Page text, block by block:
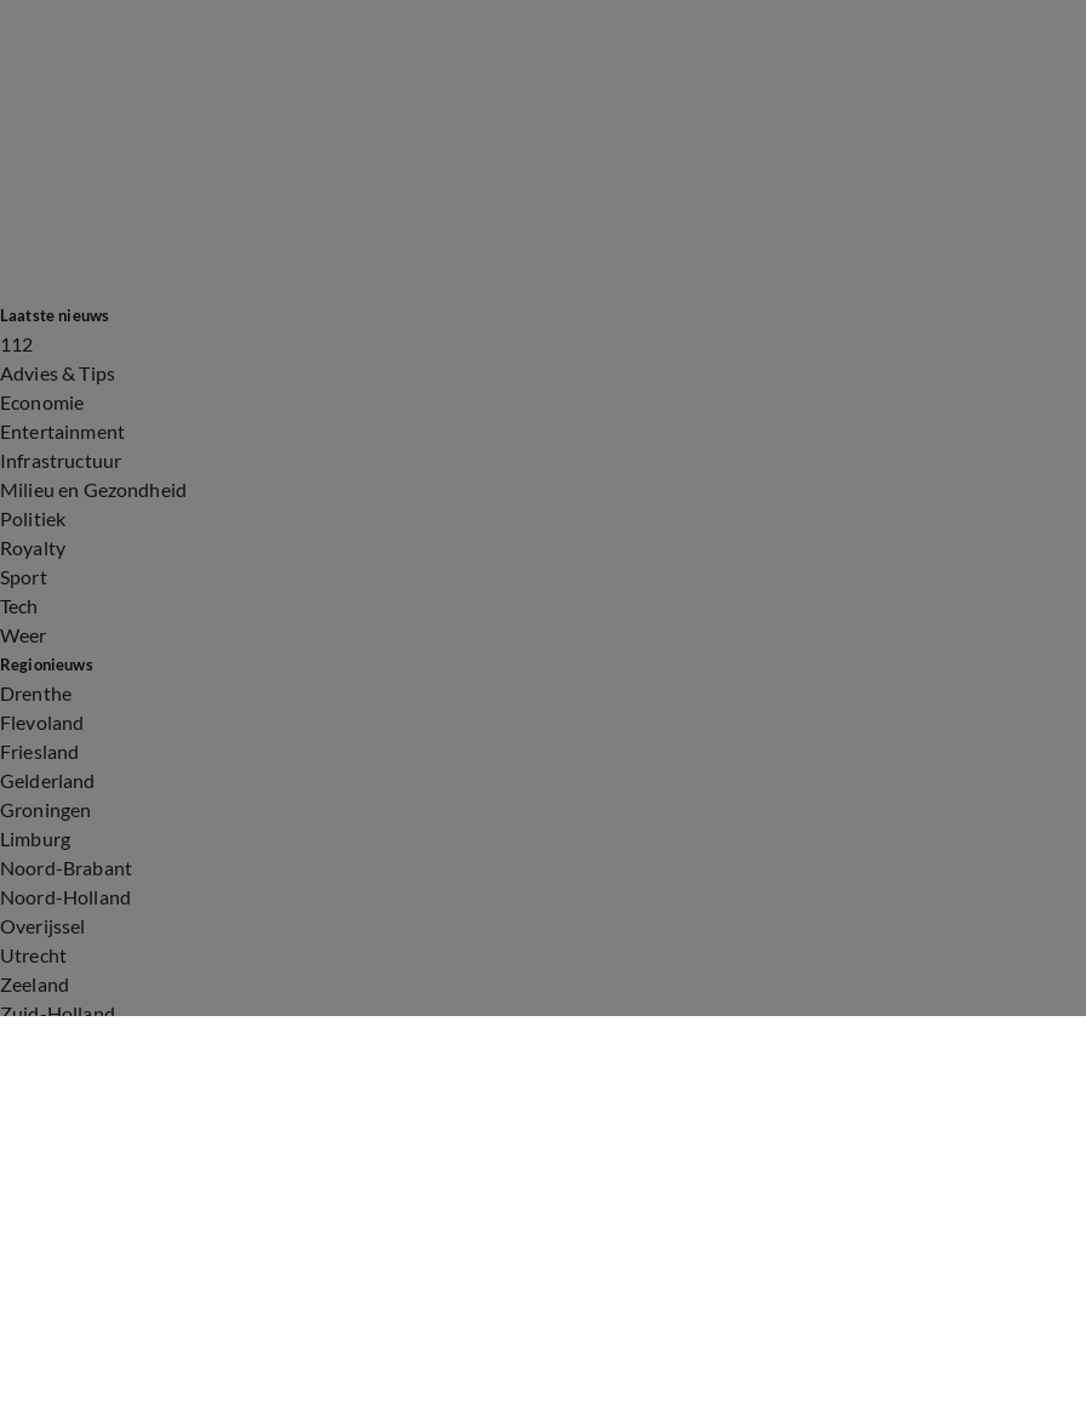
Laatste nieuws
112
Advies & Tips
Economie
Entertainment
Infrastructuur
Milieu en Gezondheid
Politiek
Royalty
Sport
Tech
Weer
Regionieuws
Drenthe
Flevoland
Friesland
Gelderland
Groningen
Limburg
Noord-Brabant
Noord-Holland
Overijssel
Utrecht
Zeeland
Zuid-Holland